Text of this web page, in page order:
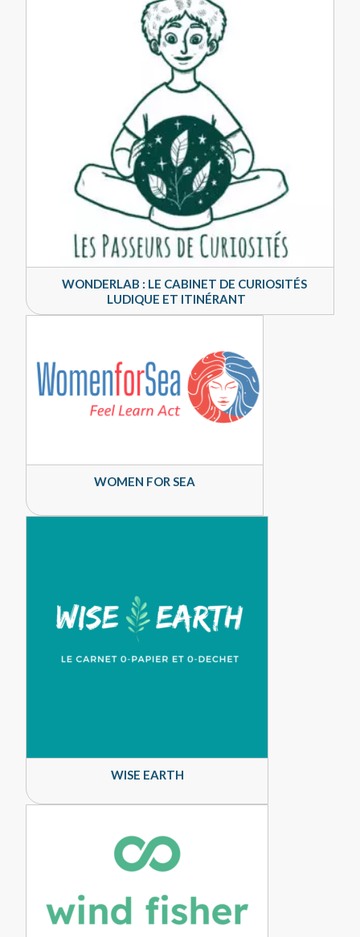
WONDERLAB : LE CABINET DE CURIOSITÉS
LUDIQUE ET ITINÉRANT
WOMEN FOR SEA
WISE EARTH